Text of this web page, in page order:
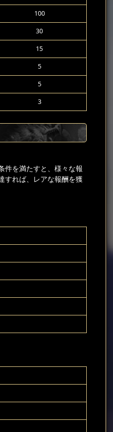
100
30
15
5
5
3
件を満たすと、様々な報
すれば、レアな報酬を獲